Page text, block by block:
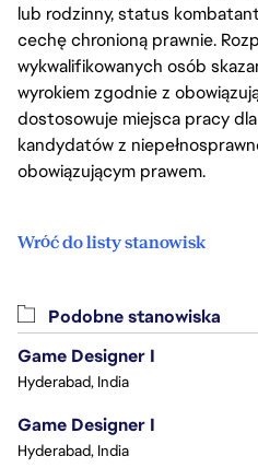
lub rodzinny, status
cechę chronioną prawnie.
wykwalifikowanych osób
wyrokiem zgodnie z
dostosowuje miejsca pracy
kandydatów z
obowiązującym prawem.
Wróć do listy stanowisk
Podobne stanowiska
Game Designer I
Hyderabad, India
Game Designer I
Hyderabad, India